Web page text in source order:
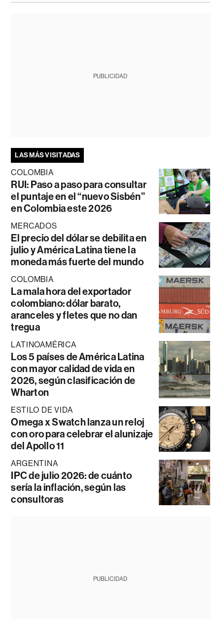
PUBLICIDAD
LAS MÁS VISITADAS
COLOMBIA
RUI: Paso a paso para consultar
el puntaje en el “nuevo Sisbén”
en Colombia este 2026
MERCADOS
El precio del dólar se debilita en
julio y América Latina tiene la
moneda más fuerte del mundo
COLOMBIA
La mala hora del exportador
colombiano: dólar barato,
aranceles y fletes que no dan
tregua
LATINOAMÉRICA
Los 5 países de América Latina
con mayor calidad de vida en
2026, según clasificación de
Wharton
ESTILO DE VIDA
Omega x Swatch lanza un reloj
con oro para celebrar el alunizaje
del Apollo 11
ARGENTINA
IPC de julio 2026: de cuánto
sería la inflación, según las
consultoras
PUBLICIDAD